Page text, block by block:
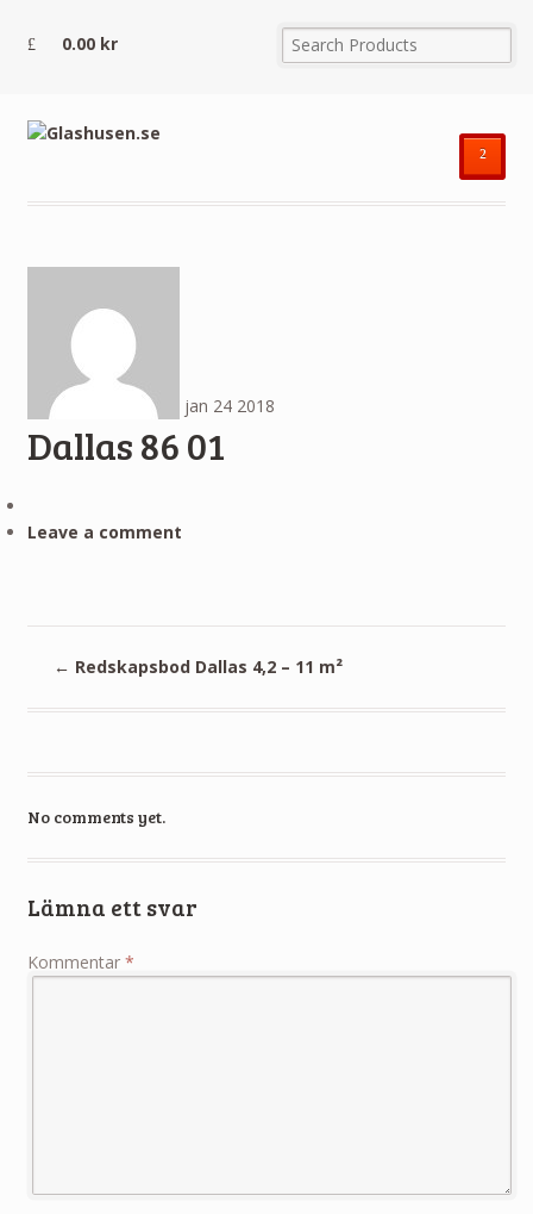
0.00 kr
²
jan 24 2018
Dallas 86 01
Leave a comment
← Redskapsbod Dallas 4,2 – 11 m²
No comments yet.
Lämna ett svar
Kommentar *